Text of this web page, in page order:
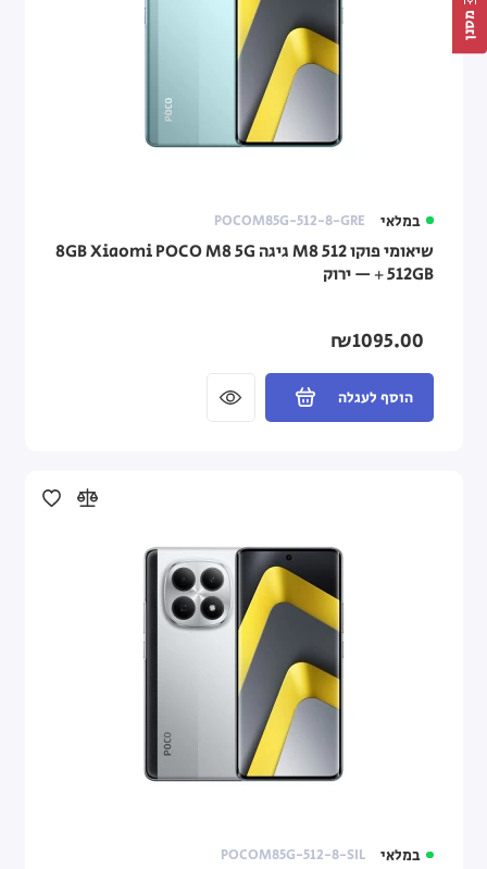
מסנן
במלאי POCOM85G-512-8-GRE
שיאומי פוקו M8 512 גיגה Xiaomi POCO M8 5G ‏8GB
+ 512GB — ירוק
₪1095.00
הוסף לעגלה
במלאי POCOM85G-512-8-SIL